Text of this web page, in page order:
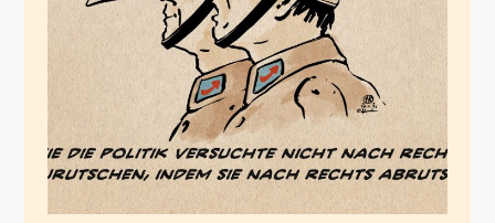
Brandmauer!
November 9, 2023